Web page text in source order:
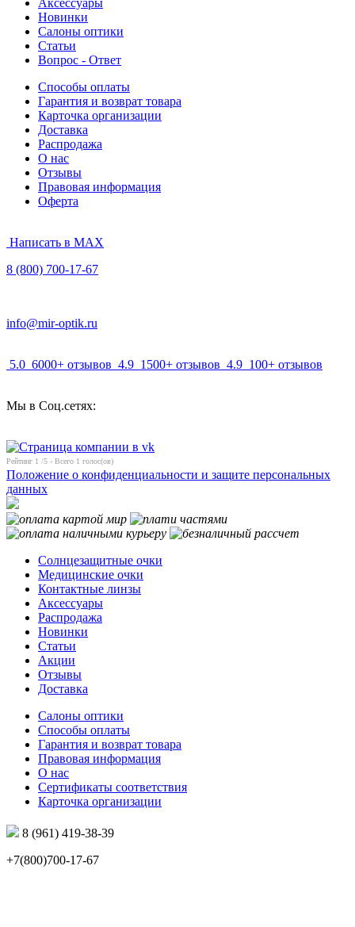
Аксессуары
Новинки
Салоны оптики
Статьи
Вопрос - Ответ
Способы оплаты
Гарантия и возврат товара
Карточка организации
Доставка
Распродажа
О нас
Отзывы
Правовая информация
Оферта
Написать в MAX
8 (800) 700-17-67
info@mir-optik.ru
5.0 6000+ отзывов 4.9 1500+ отзывов 4.9 100+ отзывов
Мы в Соц.сетях:
Рейтинг 1 /5 - Всего 1 голос(ов)
Положение о конфиденциальности и защите персональных
данных
Солнцезащитные очки
Медицинские очки
Контактные линзы
Аксессуары
Распродажа
Новинки
Статьи
Акции
Отзывы
Доставка
Салоны оптики
Способы оплаты
Гарантия и возврат товара
Правовая информация
О нас
Сертификаты соответствия
Карточка организации
8 (961) 419-38-39
+7(800)700-17-67